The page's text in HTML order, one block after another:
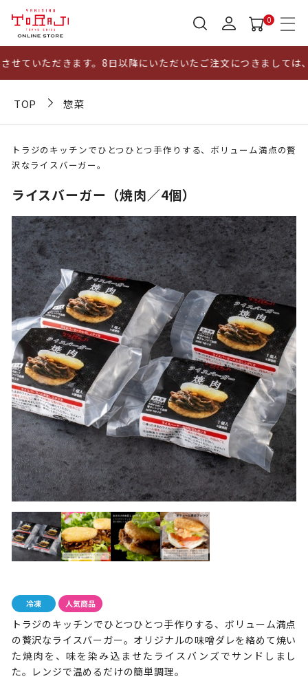
0
ただきます。8日以降にいただいたご注文につきましては、
TOP 惣菜
トラジのキッチンでひとつひとつ手作りする、ボリューム満点の贅
沢なライスバーガー。
ライスバーガー（焼肉／4個）
トラジのキッチンでひとつひとつ手作りする、ボリューム満点
の贅沢なライスバーガー。オリジナルの味噌ダレを絡めて焼い
た焼肉を、味を染み込ませたライスバンズでサンドしまし
た。レンジで温めるだけの簡単調理。